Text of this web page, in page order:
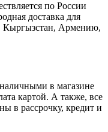
по России
доставка для
Кыргызстан, Армению,
в магазине
картой. А также, все
в рассрочку, кредит и